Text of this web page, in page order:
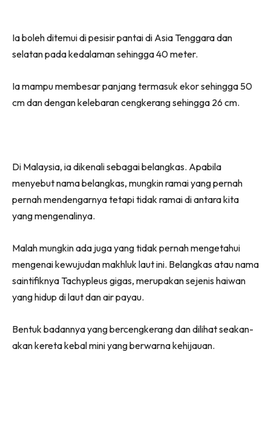
Ia boleh ditemui di pesisir pantai di Asia Tenggara dan
selatan pada kedalaman sehingga 40 meter.
Ia mampu membesar panjang termasuk ekor sehingga 50
cm dan dengan kelebaran cengkerang sehingga 26 cm.
Di Malaysia, ia dikenali sebagai belangkas. Apabila
menyebut nama belangkas, mungkin ramai yang pernah
pernah mendengarnya tetapi tidak ramai di antara kita
yang mengenalinya.
Malah mungkin ada juga yang tidak pernah mengetahui
mengenai kewujudan makhluk laut ini. Belangkas atau nama
saintifiknya Tachypleus gigas, merupakan sejenis haiwan
yang hidup di laut dan air payau.
Bentuk badannya yang bercengkerang dan dilihat seakan-
akan kereta kebal mini yang berwarna kehijauan.